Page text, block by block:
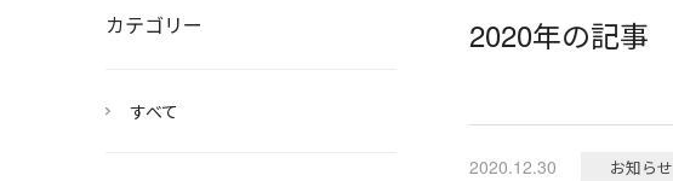
カテゴリー
すべて
2020年の記事
2020.12.30 お知らせ